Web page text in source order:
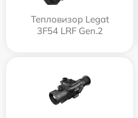
Тепловизор Legat
3F54 LRF Gen.2